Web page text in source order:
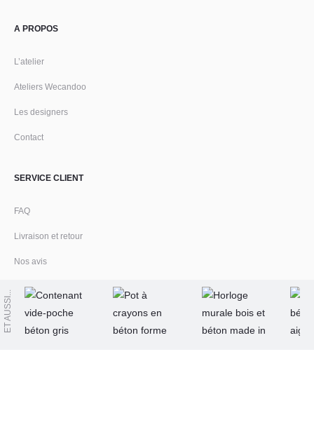
A PROPOS
L’atelier
Ateliers Wecandoo
Les designers
Contact
SERVICE CLIENT
FAQ
Livraison et retour
Nos avis
Fabrication française